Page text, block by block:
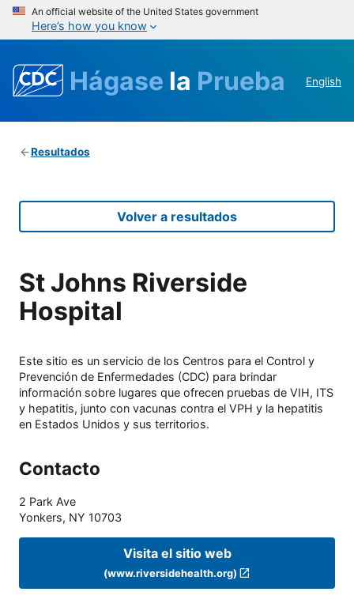
An official website of the United States government
Here’s how you know
Hágase la Prueba English
Resultados
Volver a resultados
St Johns Riverside
Hospital
Este sitio es un servicio de los Centros para el Control y
Prevención de Enfermedades (CDC) para brindar
información sobre lugares que ofrecen pruebas de VIH, ITS
y hepatitis, junto con vacunas contra el VPH y la hepatitis
en Estados Unidos y sus territorios.
Contacto
2 Park Ave
Yonkers, NY 10703
Visita el sitio web
(www.riversidehealth.org)